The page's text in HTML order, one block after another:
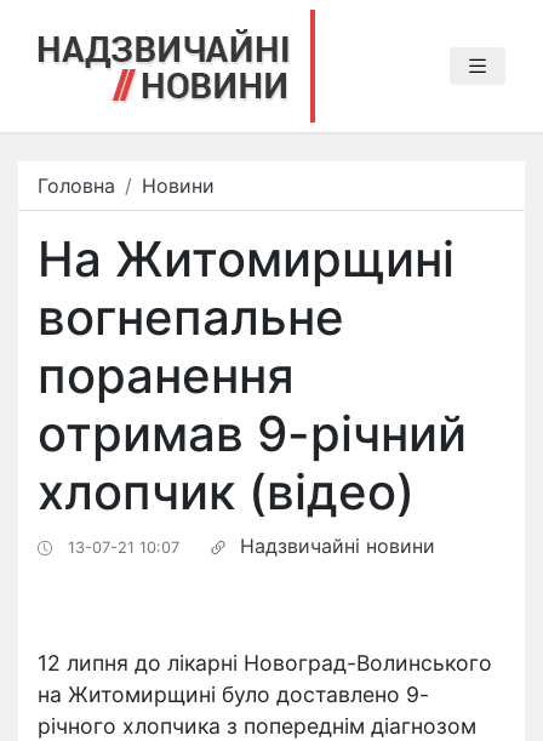
Головна Новини
На Житомирщині
вогнепальне
поранення
отримав 9-річний
хлопчик (відео)
13-07-21 10:07 Надзвичайні новини
12 липня до лікарні Новоград-Волинського
на Житомирщині було доставлено 9-
річного хлопчика з попереднім діагнозом